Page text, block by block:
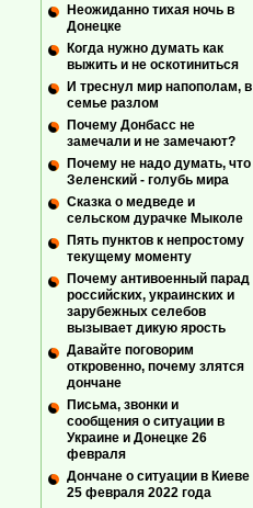
Неожиданно тихая ночь в
Донецке
Когда нужно думать как
выжить и не оскотиниться
И треснул мир напополам, в
семье разлом
Почему Донбасс не
замечали и не замечают?
Почему не надо думать, что
Зеленский - голубь мира
Сказка о медведе и
сельском дурачке Мыколе
Пять пунктов к непростому
текущему моменту
Почему антивоенный парад
российских, украинских и
зарубежных селебов
вызывает дикую ярость
Давайте поговорим
откровенно, почему злятся
дончане
Письма, звонки и
сообщения о ситуации в
Украине и Донецке 26
февраля
Дончане о ситуации в Киеве
25 февраля 2022 года